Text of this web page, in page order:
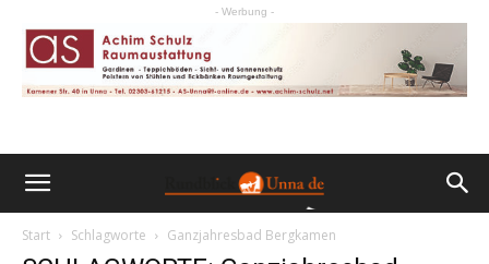
- Werbung -
Start Schlagworte Ganzjahresbad Bergkamen